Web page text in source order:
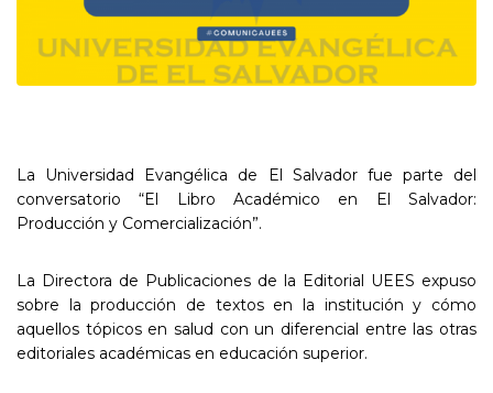
La Universidad Evangélica de El Salvador fue parte del
conversatorio “El Libro Académico en El Salvador:
Producción y Comercialización”.
La Directora de Publicaciones de la Editorial UEES expuso
sobre la producción de textos en la institución y cómo
aquellos tópicos en salud con un diferencial entre las otras
editoriales académicas en educación superior.